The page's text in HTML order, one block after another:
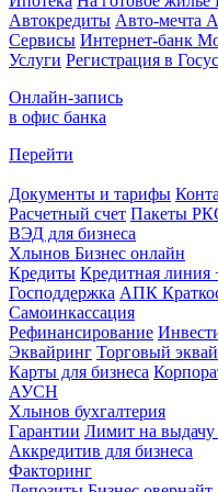
Автокредиты Авто-мечта
Сервисы Интернет-банк
Услуги Регистрация в
Онлайн-запись
в офис банка
Перейти
Документы и тарифы
Расчетный счет Пакеты
ВЭД для бизнеса
Хлынов Бизнес онлайн
Кредиты Кредитная
Господдержка АПК
Самоинкассация
Рефинансирование
Эквайринг Торговый
Карты для бизнеса
АУСН
Хлынов бухгалтерия
Гарантии Лимит на выдачу
Аккредитив для бизнеса
Факторинг